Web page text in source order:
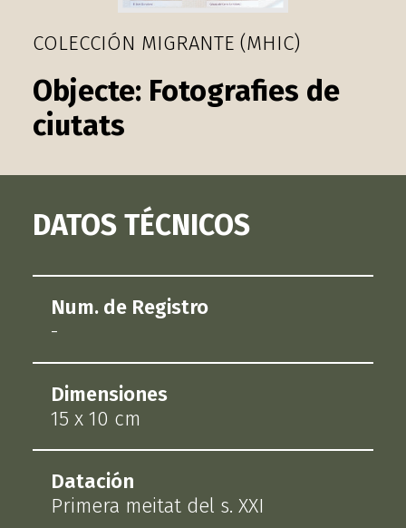
COLECCIÓN MIGRANTE (MHIC)
Fotografies de
ciutats
DATOS TÉCNICOS
Num. de Registro
-
Dimensiones
15 x 10 cm
Datación
Primera meitat del s. XXI